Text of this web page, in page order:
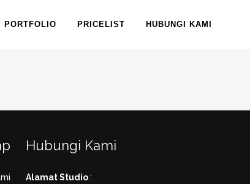
PORTFOLIO PRICELIST HUBUNGI KAMI
Hubungi Kami
Alamat Studio :